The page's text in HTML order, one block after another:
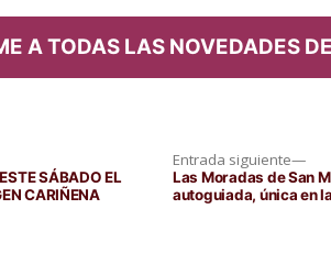
A TODAS LAS NOVEDADES
SÁBADO EL
CARIÑENA
Entrada siguiente
Las Moradas de San
autoguiada, única en